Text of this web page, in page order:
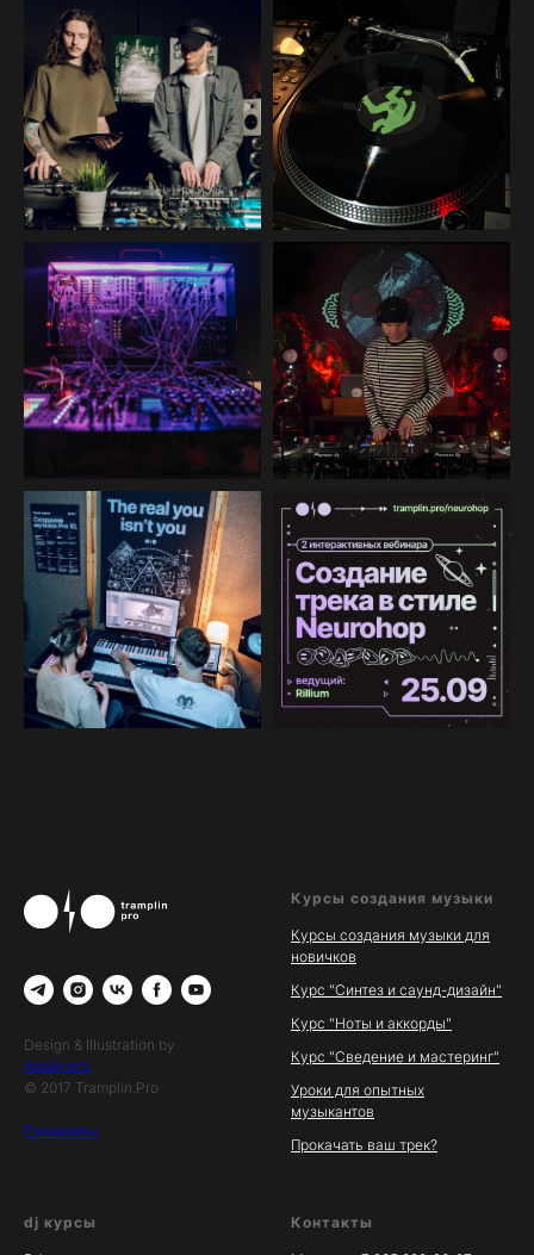
Design & Illustration by
Apollnaria
© 2017 Tramplin.Pro
Реквизиты
Курсы создания музыки
Курсы создания музыки для
новичков
Курс "Синтез и саунд-дизайн"
Курс "Ноты и аккорды"
Курс "Сведение и мастеринг"
Уроки для опытных
музыкантов
Прокачать ваш трек?
dj курсы Контакты